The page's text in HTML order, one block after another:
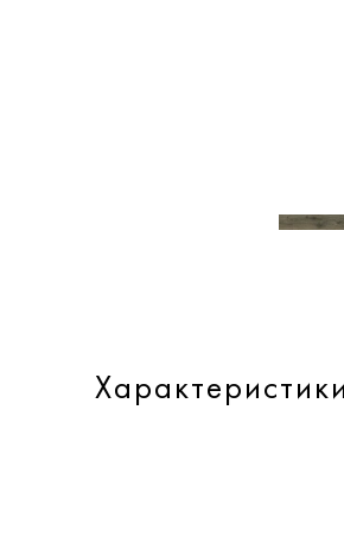
Характеристики